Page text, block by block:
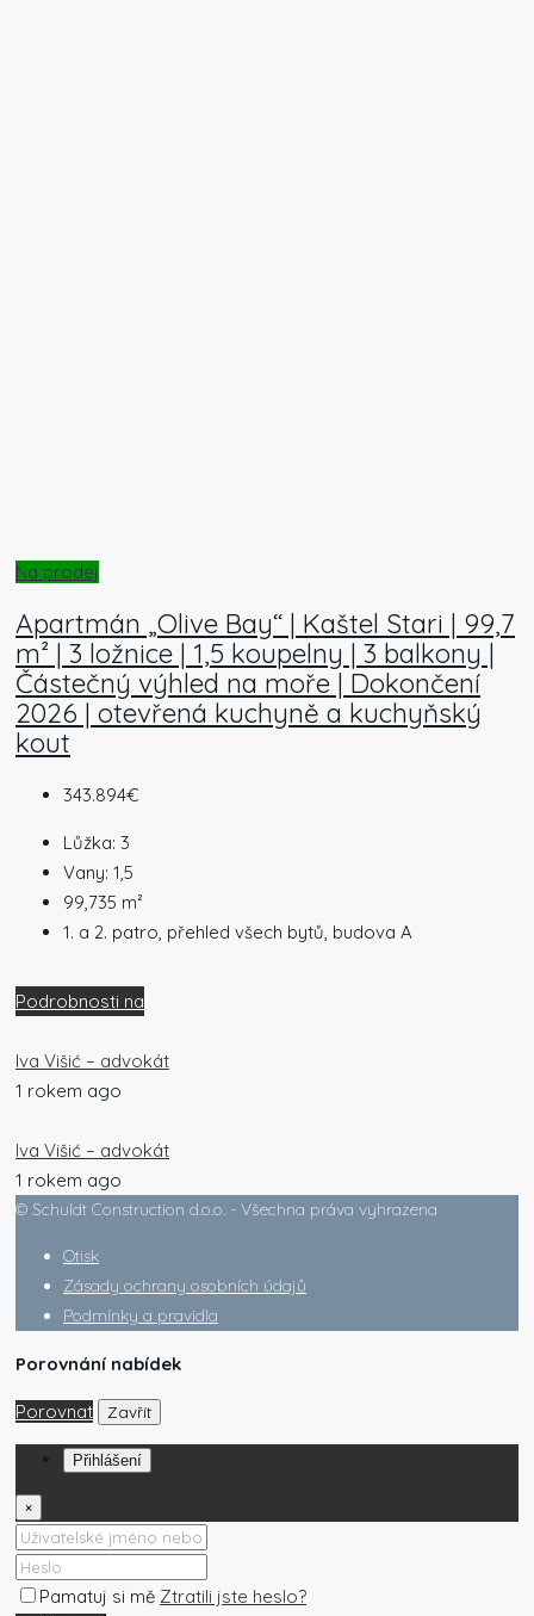
Na prodej
Apartmán „Olive Bay“ | Kaštel Stari | 99,7
m² | 3 ložnice | 1,5 koupelny | 3 balkony |
Částečný výhled na moře | Dokončení
2026 | otevřená kuchyně a kuchyňský
kout
343.894€
Lůžka: 3
Vany: 1,5
99,735 m²
1. a 2. patro, přehled všech bytů, budova A
Podrobnosti na
Iva Višić – advokát
1 rokem ago
Iva Višić – advokát
1 rokem ago
© Schuldt Construction d.o.o. - Všechna práva vyhrazena
Otisk
Zásady ochrany osobních údajů
Podmínky a pravidla
Porovnání nabídek
Porovnat Zavřít
Přihlášení
×
Pamatuj si mě Ztratili jste heslo?